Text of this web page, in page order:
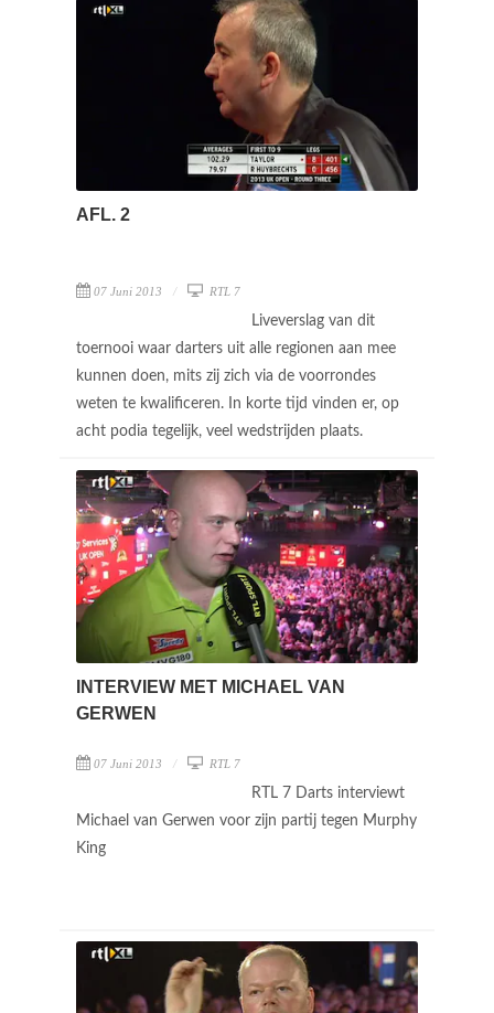
AFL. 2
07 Juni 2013 RTL 7
Liveverslag van dit
toernooi waar darters uit alle regionen aan mee
kunnen doen, mits zij zich via de voorrondes
weten te kwalificeren. In korte tijd vinden er, op
acht podia tegelijk, veel wedstrijden plaats.
INTERVIEW MET MICHAEL VAN
GERWEN
07 Juni 2013 RTL 7
RTL 7 Darts interviewt
Michael van Gerwen voor zijn partij tegen Murphy
King